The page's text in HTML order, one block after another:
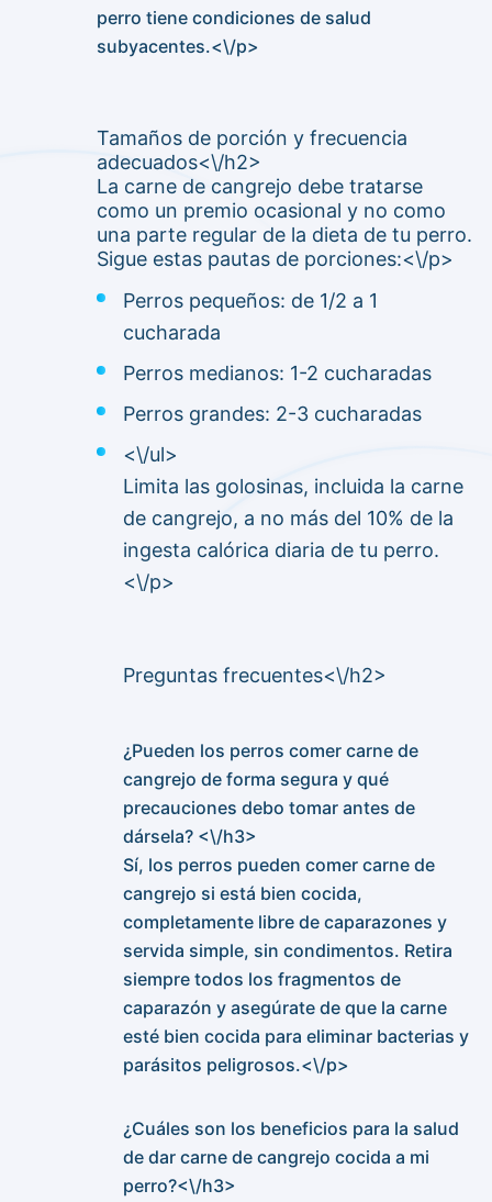
perro tiene condiciones de salud
subyacentes.<\/p>
Tamaños de porción y frecuencia
adecuados<\/h2>
La carne de cangrejo debe tratarse
como un premio ocasional y no como
una parte regular de la dieta de tu perro.
Sigue estas pautas de porciones:<\/p>
Perros pequeños: de 1/2 a 1
cucharada
Perros medianos: 1-2 cucharadas
Perros grandes: 2-3 cucharadas
<\/ul>
Limita las golosinas, incluida la carne
de cangrejo, a no más del 10% de la
ingesta calórica diaria de tu perro.
<\/p>
Preguntas frecuentes<\/h2>
¿Pueden los perros comer carne de
cangrejo de forma segura y qué
precauciones debo tomar antes de
dársela? <\/h3>
Sí, los perros pueden comer carne de
cangrejo si está bien cocida,
completamente libre de caparazones y
servida simple, sin condimentos. Retira
siempre todos los fragmentos de
caparazón y asegúrate de que la carne
esté bien cocida para eliminar bacterias y
parásitos peligrosos.<\/p>
¿Cuáles son los beneficios para la salud
de dar carne de cangrejo cocida a mi
perro?<\/h3>